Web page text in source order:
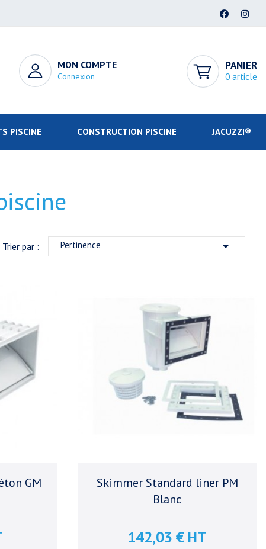
MON COMPTE
Connexion
PANIER
0 article
PISCINE CONSTRUCTION PISCINE JACUZZI®
Trier par : Pertinence 
GM
Skimmer Standard liner PM
Blanc
Prix
142,03 € HT